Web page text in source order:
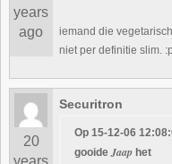
years
ago
iemand die
niet per definitie slim. :p
20
years
Securitron
Op 15-12-06
gooideJaap het